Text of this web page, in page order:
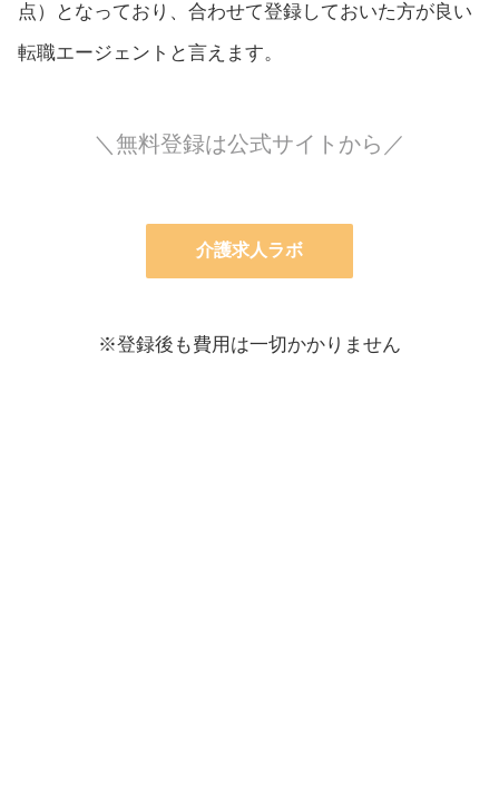
点）となっており、合わせて登録しておいた方が良い
転職エージェントと言えます。
＼無料登録は公式サイトから／
介護求人ラボ
※登録後も費用は一切かかりません